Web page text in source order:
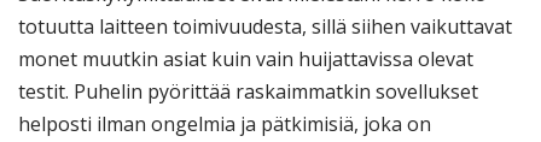
totuutta laitteen toimivuudesta, sillä siihen vaikuttavat
monet muutkin asiat kuin vain huijattavissa olevat
testit. Puhelin pyörittää raskaimmatkin sovellukset
helposti ilman ongelmia ja pätkimisiä, joka on